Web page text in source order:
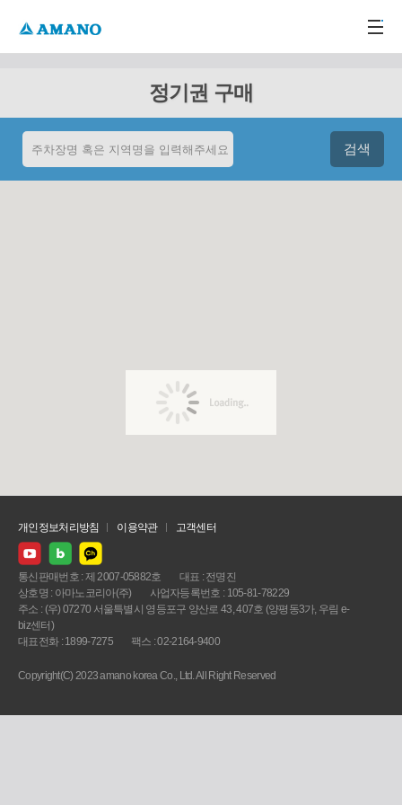
정기권 구매
개인정보처리방침 이용약관 고객센터
통신판매번호 : 제 2007-05882호
대표 : 전명진
상호명 : 아마노코리아(주)
사업자등록번호 : 105-81-78229
주소 : (우) 07270 서울특별시 영등포구 양산로 43, 407호 (양평동3가, 우림 e-
biz센터)
대표전화 : 1899-7275
팩스 : 02-2164-9400
Copyright(C) 2023 amano korea Co., Ltd. All Right Reserved